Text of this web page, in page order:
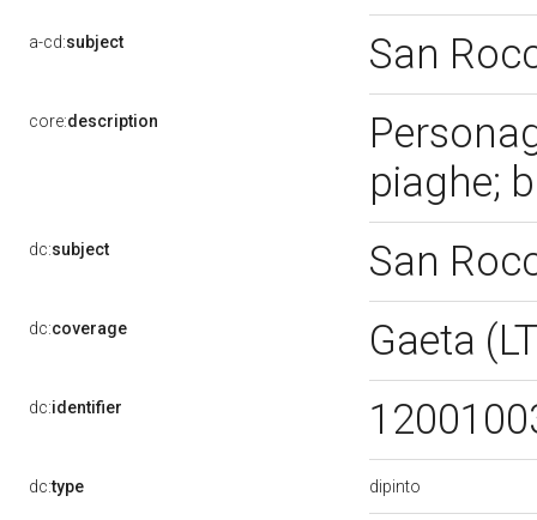
a-cd:subject San
core:description
piaghe;
dc:subject San
dc:coverage Gaeta
dc:identifier
dc:type dipinto